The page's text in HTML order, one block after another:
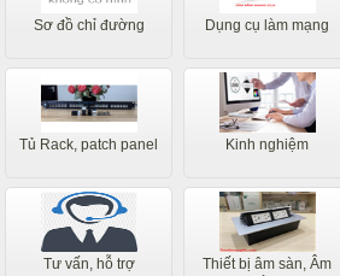
Sơ đồ chỉ đường Dụng cụ làm mạng
Tủ Rack, patch panel Kinh nghiệm
Tư vấn, hỗ trợ
Thiết bị âm sàn, Âm